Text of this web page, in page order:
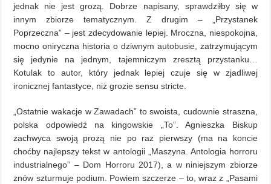
jednak nie jest grozą. Dobrze napisany, sprawdziłby się w
innym zbiorze tematycznym. Z drugim – „Przystanek
Poprzeczna” – jest zdecydowanie lepiej. Mroczna, niespokojna,
mocno oniryczna historia o dziwnym autobusie, zatrzymującym
się jedynie na jednym, tajemniczym zresztą przystanku…
Kotulak to autor, który jednak lepiej czuje się w zjadliwej
ironicznej fantastyce, niż grozie sensu stricte.
„Ostatnie wakacje w Zawadach” to swoista, cudownie straszna,
polska odpowiedź na kingowskie „To”. Agnieszka Biskup
zachwyca swoją prozą nie po raz pierwszy (ma na koncie
choćby najlepszy tekst w antologii „Maszyna. Antologia horroru
industrialnego” – Dom Horroru 2017), a w niniejszym zbiorze
znów szturmuje podium. Powiem szczerze – to, wraz z „Pasami